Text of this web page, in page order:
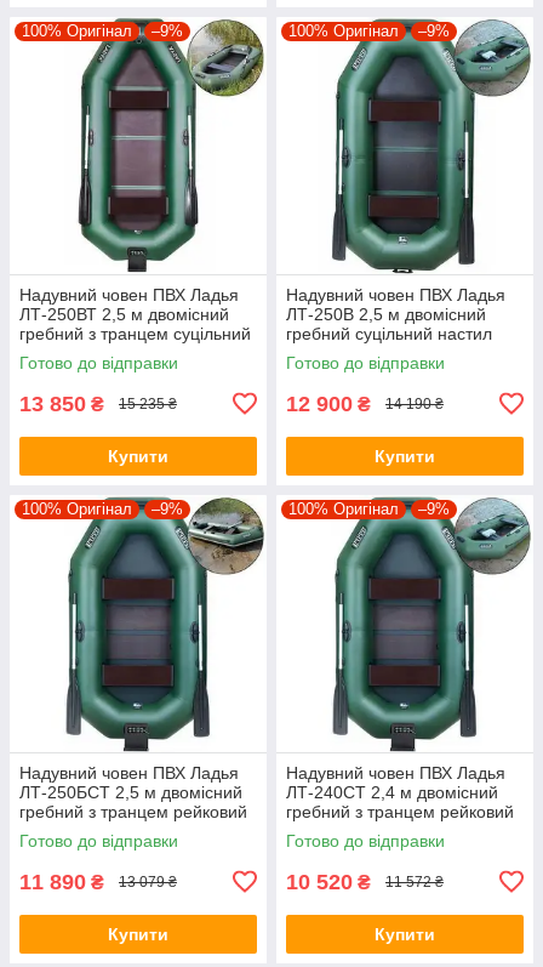
100% Оригінал –9%
Надувний човен ПВХ Ладья
ЛТ-250ВТ 2,5 м двомісний
гребний з транцем суцільний
настил стаціонарні сидіння
Готово до відправки
13 850 ₴ 15 235 ₴
Купити
100% Оригінал –9%
Надувний човен ПВХ Ладья
ЛТ-250В 2,5 м двомісний
гребний суцільний настил
стаціонарні сидіння
Готово до відправки
12 900 ₴ 14 190 ₴
Купити
100% Оригінал –9%
Надувний човен ПВХ Ладья
ЛТ-250БСТ 2,5 м двомісний
гребний з транцем рейковий
настил привальний брус
стаціонарні сидіння
Готово до відправки
11 890 ₴ 13 079 ₴
Купити
100% Оригінал –9%
Надувний човен ПВХ Ладья
ЛТ-240СТ 2,4 м двомісний
гребний з транцем рейковий
настил стаціонарні сидіння
Готово до відправки
10 520 ₴ 11 572 ₴
Купити